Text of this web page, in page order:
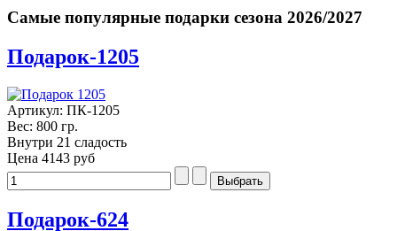
Самые популярные подарки сезона 2026/2027
Подарок-1205
Артикул: ПК-1205
Вес: 800 гр.
Внутри 21 сладость
Цена 4143 руб
Подарок-624